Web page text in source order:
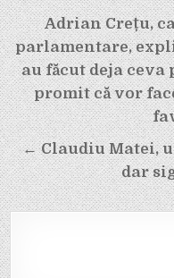
Navigare
în
articole
Adrian Crețu,
parlamentare,
au făcut deja ceva
promit că vor
← Claudiu Matei,
dar